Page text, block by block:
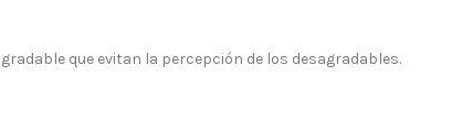
que evitan la percepción de los desagradables.